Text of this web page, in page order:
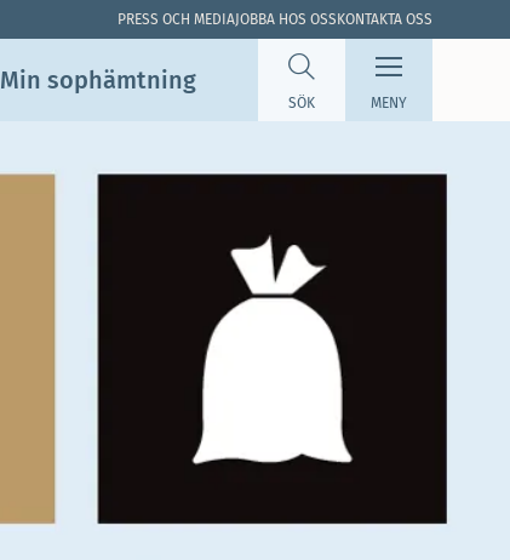
Min sop­hämtning
SÖK MENY
PRESS OCH MEDIA JOBBA HOS OSS KONTAKTA OSS